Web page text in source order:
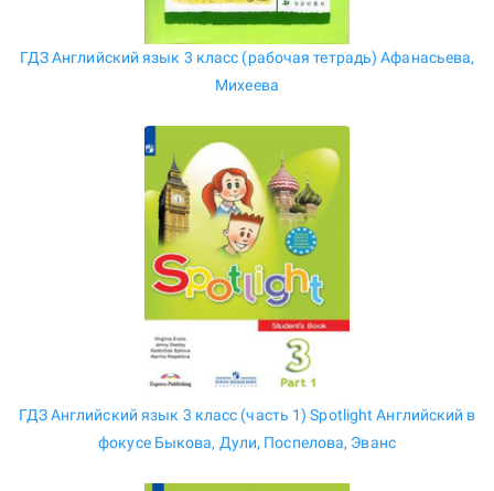
ГДЗ Английский язык 3 класс (рабочая тетрадь) Афанасьева,
Михеева
ГДЗ Английский язык 3 класс (часть 1) Spotlight Английский в
фокусе Быкова, Дули, Поспелова, Эванс